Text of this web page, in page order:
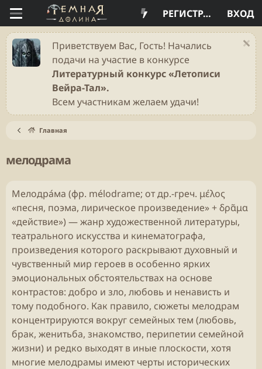
ВХОД
РЕГИСТРАЦИЯ
Приветствуем Вас, Гость! Начались
подачи на участие в конкурсе
Литературный конкурс «Летописи
Вейра-Тал».
Всем участникам желаем удачи!
Главная
мелодрама
Мелодра́ма (фр. mélodrame; от др.-греч. μέλος
«песня, поэма, лирическое произведение» + δρᾶμα
«действие») — жанр художественной литературы,
театрального искусства и кинематографа,
произведения которого раскрывают духовный и
чувственный мир героев в особенно ярких
эмоциональных обстоятельствах на основе
контрастов: добро и зло, любовь и ненависть и
тому подобного. Как правило, сюжеты мелодрам
концентрируются вокруг семейных тем (любовь,
брак, женитьба, знакомство, перипетии семейной
жизни) и редко выходят в иные плоскости, хотя
многие мелодрамы имеют черты исторических